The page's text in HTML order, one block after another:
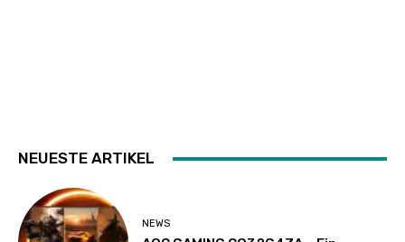
NEUESTE ARTIKEL
NEWS